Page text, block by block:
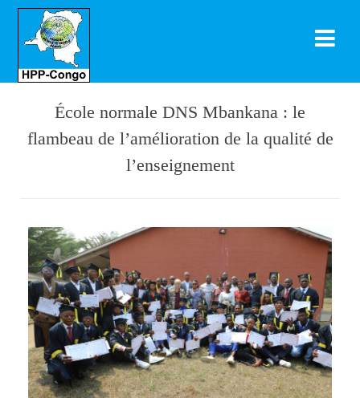
École normale DNS Mbankana : le
flambeau de l’amélioration de la qualité de
l’enseignement